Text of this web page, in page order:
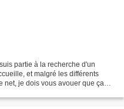
partie à la recherche d'un
et malgré les différents
net, je dois vous avouer que ça